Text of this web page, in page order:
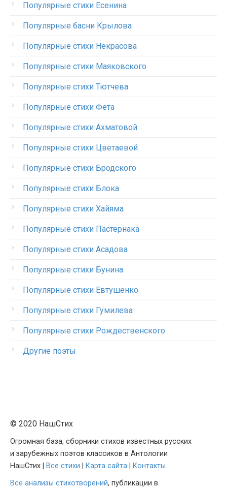
Популярные стихи Есенина
Популярные басни Крылова
Популярные стихи Некрасова
Популярные стихи Маяковского
Популярные стихи Тютчева
Популярные стихи Фета
Популярные стихи Ахматовой
Популярные стихи Цветаевой
Популярные стихи Бродского
Популярные стихи Блока
Популярные стихи Хайяма
Популярные стихи Пастернака
Популярные стихи Асадова
Популярные стихи Бунина
Популярные стихи Евтушенко
Популярные стихи Гумилева
Популярные стихи Рождественского
Другие поэты
© 2020 НашСтих
Огромная база, сборники стихов известных русских
и зарубежных поэтов классиков в Антологии
НашСтих |
Все стихи Карта сайта
Контакты
Все анализы стихотворений, публикации в